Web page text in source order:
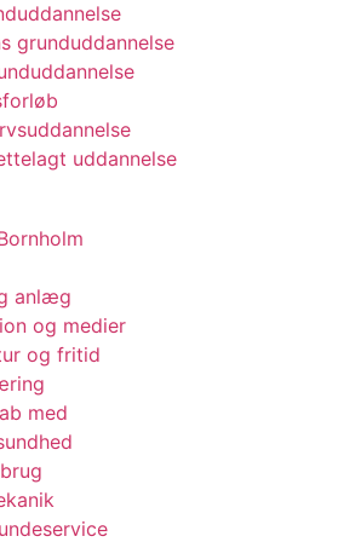
grunduddannelse
uddannelse
anlæg
og medier
og fritid
med